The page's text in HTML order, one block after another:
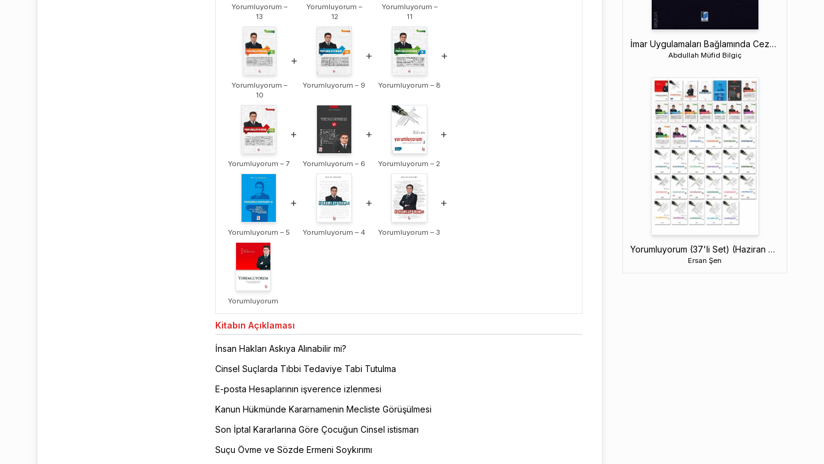
Yorumluyorum –
13
Yorumluyorum –
12
Yorumluyorum –
11
Yorumluyorum –
10
+
Yorumluyorum – 9
+
Yorumluyorum – 8
+
Yorumluyorum – 7
+
Yorumluyorum – 6
+
Yorumluyorum – 2
+
Yorumluyorum – 5
+
Yorumluyorum – 4
+
Yorumluyorum – 3
+
Yorumluyorum
Kitabın Açıklaması
İnsan Hakları Askıya Alınabilir mi?
Cinsel Suçlarda Tıbbi Tedaviye Tabi Tutulma
E-posta Hesaplarının işverence izlenmesi
Kanun Hükmünde Kararnamenin Mecliste Görüşülmesi
Son İptal Kararlarına Göre Çocuğun Cinsel istismarı
Suçu Övme ve Sözde Ermeni Soykırımı
İmar Uygulamaları Bağlamında Ceza Hukuku Sorumluluğu
Abdullah Müfid Bilgiç
Yorumluyorum (37'li Set) (Haziran 2026)
Ersan Şen